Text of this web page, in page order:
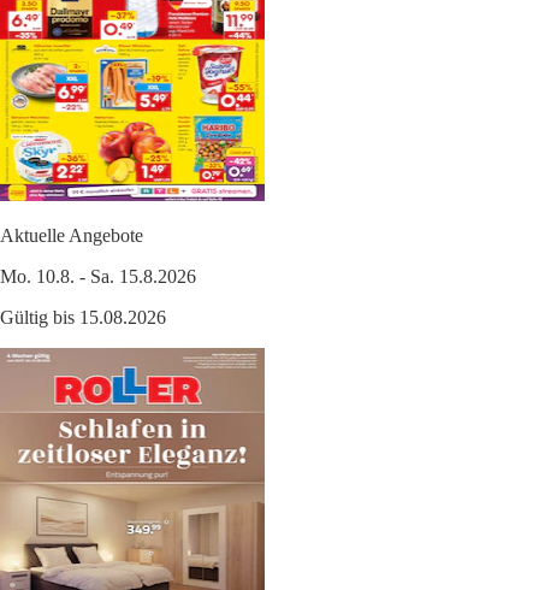
Aktuelle Angebote
Mo. 10.8. - Sa. 15.8.2026
Gültig bis 15.08.2026